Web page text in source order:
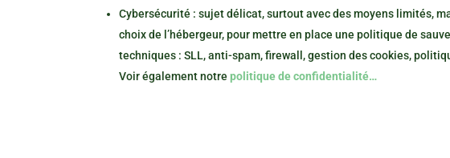
Cybersécurité : sujet délicat, surtout avec des moyens limités,
choix de l’hébergeur, pour mettre en place une politique de
techniques : SLL, anti-spam, firewall, gestion des cookies,
Voir également notrepolitique de confidentialité…